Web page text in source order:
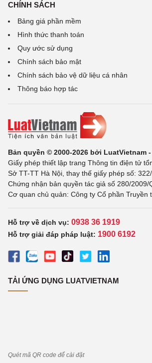
CHÍNH SÁCH
Bảng giá phần mềm
Hình thức thanh toán
Quy ước sử dụng
Chính sách bảo mật
Chính sách bảo vệ dữ liệu cá nhân
Thông báo hợp tác
Bản quyền © 2000-2026 bởi LuatVietnam
Giấy phép thiết lập trang Thông tin điện tử
Sở TT-TT Hà Nội, thay thế giấy phép số:
Chứng nhận bản quyền tác giả số 280/
Cơ quan chủ quản: Công ty Cổ phần
Hỗ trợ về dịch vụ: 0938 36 1919
Hỗ trợ giải đáp pháp luật: 1900 6192
TẢI ỨNG DỤNG LUATVIETNAM
Quét mã QR code để cài đặt